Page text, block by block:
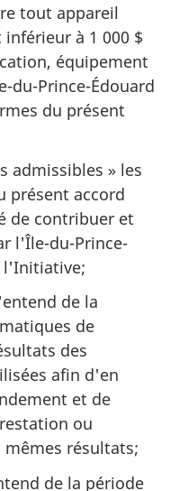
tout appareil
à 1 000 $
équipement
du-Prince-Édouard
du présent
admissibles » les
présent accord
de contribuer et
l'Île-du-Prince-
l'Initiative;
de la
de
des
afin d'en
et de
ou
résultats;
de la période